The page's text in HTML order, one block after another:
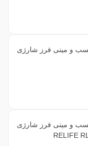
و مینی فرز شارژی
و مینی فرز شارژی